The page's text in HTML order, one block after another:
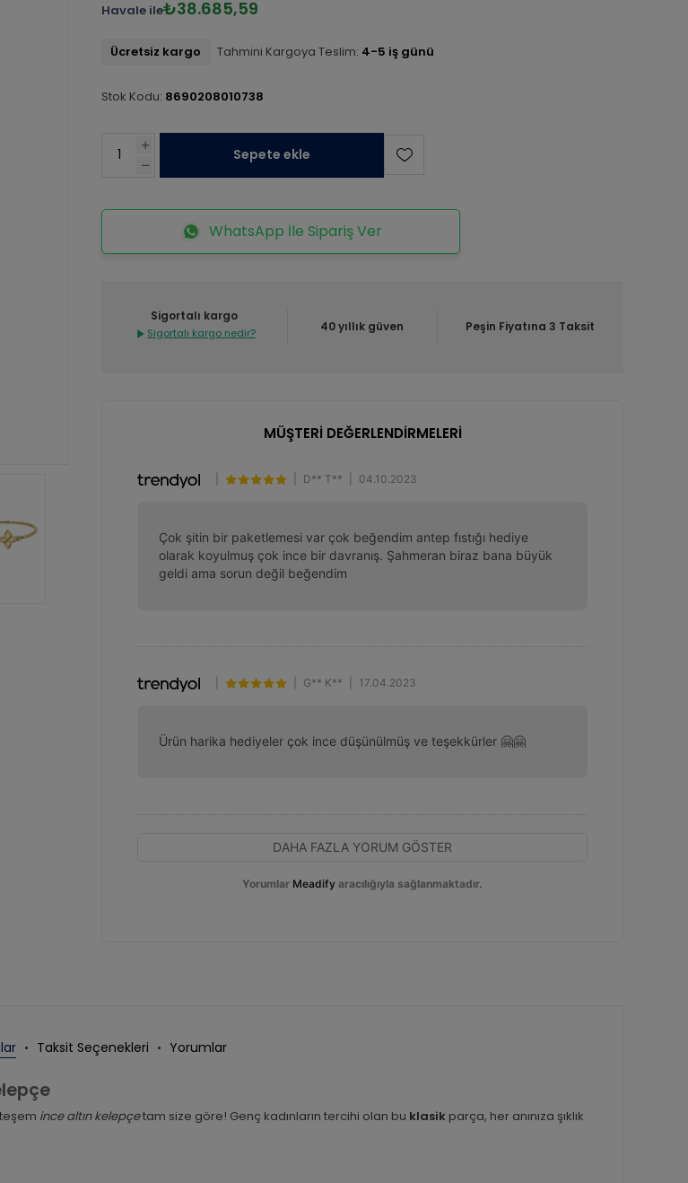
Havale ile₺38.685,59
Ücretsiz kargo Tahmini Kargoya Teslim: 4-5 iş günü
Stok Kodu: 8690208010738
Sepete ekle
WhatsApp İle Sipariş Ver
Sigortalı kargo
Sigortalı kargo nedir? 40 yıllık güven Peşin Fiyatına 3 Taksit
MÜŞTERİ DEĞERLENDİRMELERİ
D** T** 04.10.2023
Çok şitin bir paketlemesi var çok beğendim antep fıstığı hediye
olarak koyulmuş çok ince bir davranış. Şahmeran biraz bana büyük
geldi ama sorun değil beğendim
G** K** 17.04.2023
Ürün harika hediyeler çok ince düşünülmüş ve teşekkürler 🤗🤗
DAHA FAZLA YORUM GÖSTER
Yorumlar Meadify aracılığıyla sağlanmaktadır.
Taksit Seçenekleri Yorumlar
ince altın kelepçetam size göre! Genç kadınların tercihi olan bu klasik parça, her anınıza şıklık